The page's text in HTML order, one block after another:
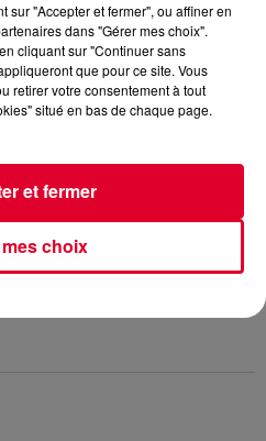
sur "Accepter et fermer", ou affiner en
dans "Gérer mes choix".
cliquant sur "Continuer sans
que pour ce site. Vous
retirer votre consentement à tout
situé en bas de chaque page.
choix
et fermer